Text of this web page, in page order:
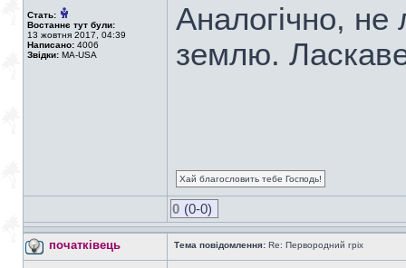
Стать:
Востаннє тут були:
13 жовтня 2017, 04:39
Написано: 4006
Звідки: MA-USA
Аналогічно, не
землю.
Хай благословить тебе Господь!
0 (0-0)
початківець Тема повідомлення: Re: Первородний гріх